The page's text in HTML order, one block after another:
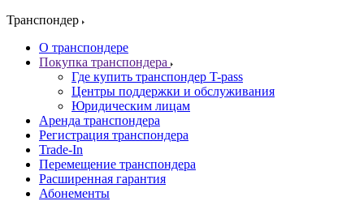
Транспондер
О транспондере
Покупка транспондера
Где купить транспондер T-pass
Центры поддержки и обслуживания
Юридическим лицам
Аренда транспондера
Регистрация транспондера
Trade-In
Перемещение транспондера
Расширенная гарантия
Абонементы